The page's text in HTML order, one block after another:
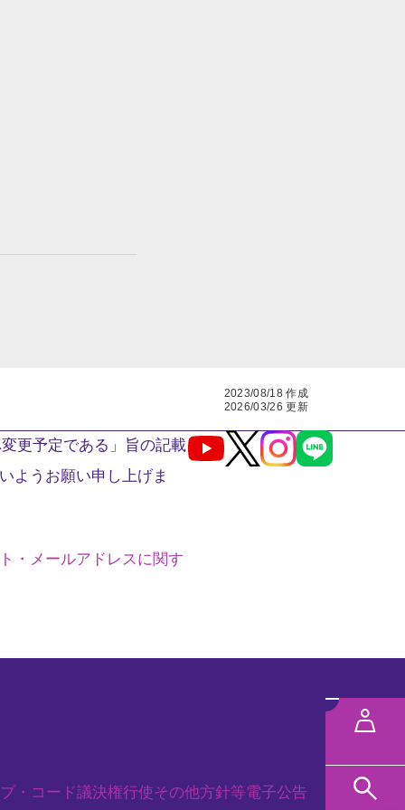
2023/08/18 作成
2026/03/26 更新
メ
更予定である」旨の記載
ようお願い申し上げま
・メールアドレスに関す
Youtube
X Instagram
LINE
・コード議決権行使その他方針等電子公告